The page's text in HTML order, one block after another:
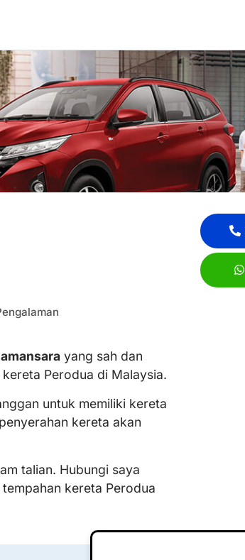
yang sah dan
Perodua di Malaysia.
untuk memiliki kereta
kereta akan
talian. Hubungi saya
kereta Perodua